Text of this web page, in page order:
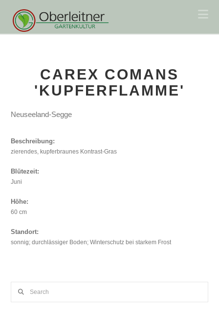
CAREX COMANS
'KUPFERFLAMME'
Neuseeland-Segge
Beschreibung:
zierendes, kupferbraunes Kontrast-Gras
Blütezeit:
Juni
Höhe:
60 cm
Standort:
sonnig; durchlässiger Boden; Winterschutz bei starkem Frost